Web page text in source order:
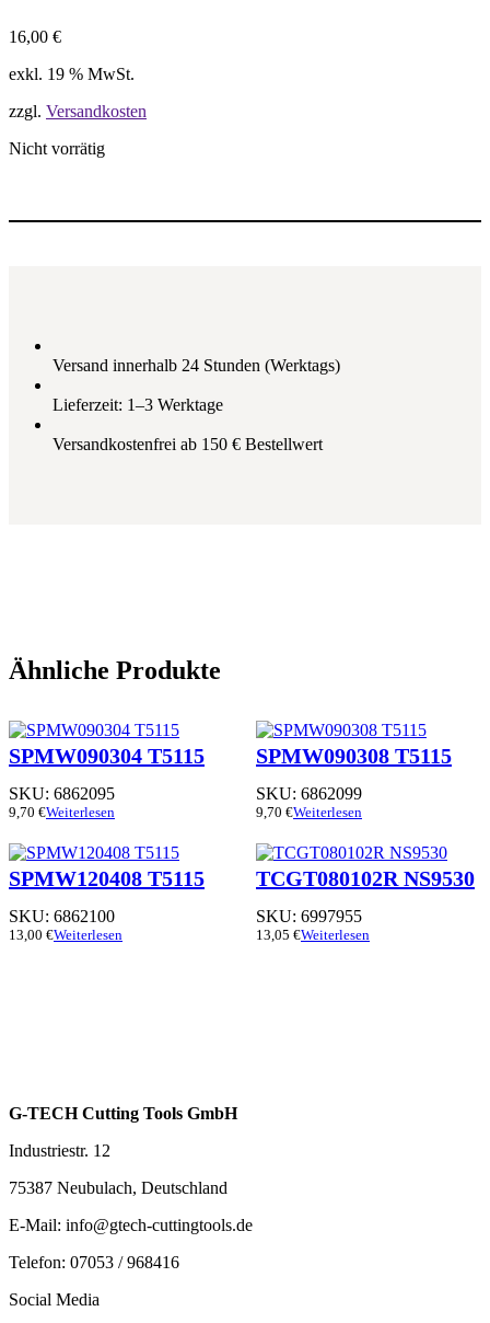
16,00 €
exkl. 19 % MwSt.
zzgl. Versandkosten
Nicht vorrätig
Versand innerhalb 24 Stunden (Werktags)
Lieferzeit: 1–3 Werktage
Versandkostenfrei ab 150 € Bestellwert
Ähnliche Produkte
SPMW090304 T5115
SKU: 6862095
9,70 €Weiterlesen
SPMW090308 T5115
SKU: 6862099
9,70 €Weiterlesen
SPMW120408 T5115
SKU: 6862100
13,00 €Weiterlesen
TCGT080102R NS9530
SKU: 6997955
13,05 €Weiterlesen
G-TECH Cutting Tools GmbH
Industriestr. 12
75387 Neubulach, Deutschland
E-Mail: info@gtech-cuttingtools.de
Telefon: 07053 / 968416
Social Media